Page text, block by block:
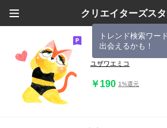
クリエイターズス
トレンド検索ワー
出会えるかも！
ビキニキャッツ
ユザワエミコ
￥190 1%還元